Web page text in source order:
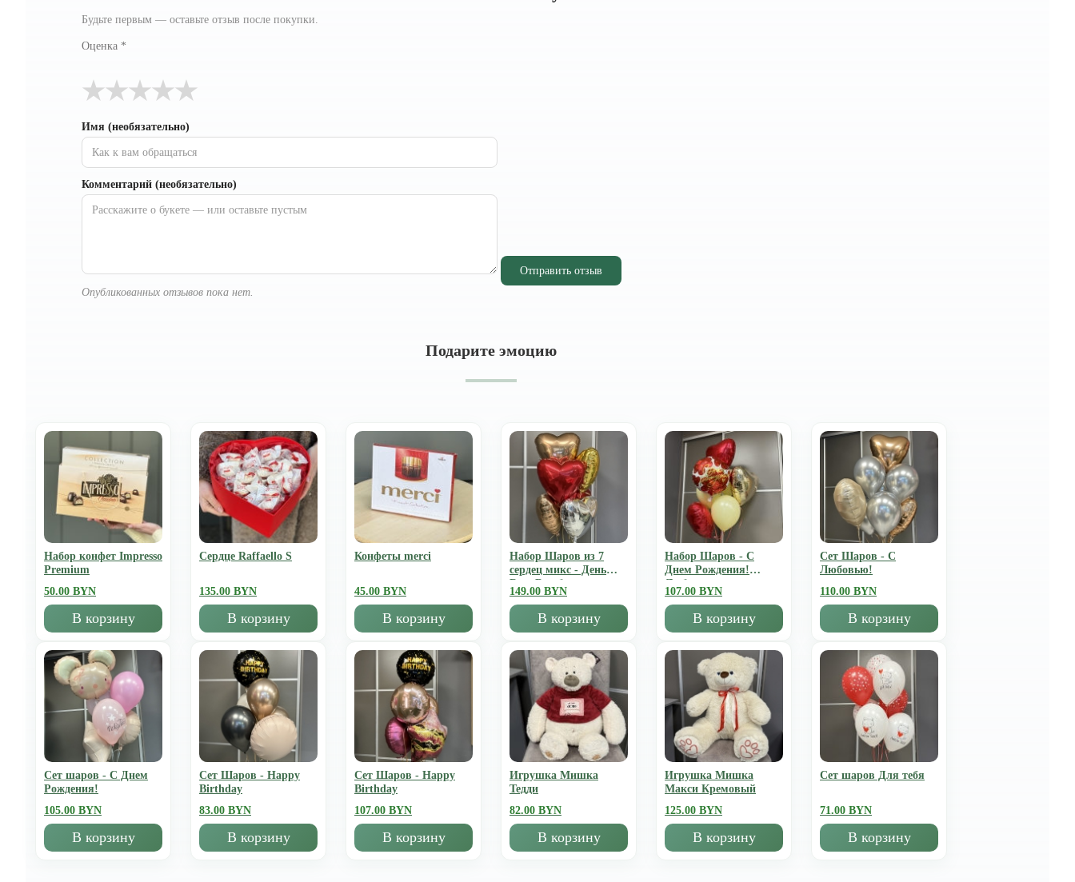
Будьте первым — оставьте отзыв после покупки.
Оценка *
★
★
★
★
★
Имя (необязательно)
Комментарий (необязательно)
Отправить отзыв
Опубликованных отзывов пока нет.
Подарите эмоцию
Набор конфет Impresso
Premium
50.00 BYN
В корзину
Сердце Raffaello S
135.00 BYN
В корзину
Конфеты merci
45.00 BYN
В корзину
Набор Шаров из 7
сердец микс - День
Всех Влюбленных
149.00 BYN
В корзину
Набор Шаров - С
Днем Рождения!
Люблю
107.00 BYN
В корзину
Сет Шаров - С
Любовью!
110.00 BYN
В корзину
Сет шаров - С Днем
Рождения!
105.00 BYN
В корзину
Сет Шаров - Happy
Birthday
83.00 BYN
В корзину
Сет Шаров - Happy
Birthday
107.00 BYN
В корзину
Игрушка Мишка
Тедди
82.00 BYN
В корзину
Игрушка Мишка
Mакси Кремовый
125.00 BYN
В корзину
Сет шаров Для тебя
71.00 BYN
В корзину